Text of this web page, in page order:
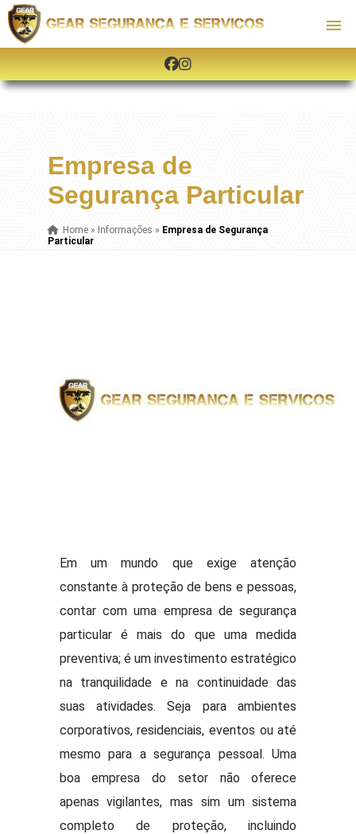
Empresa de
Segurança Particular
Home» Informações » Empresa de Segurança
Particular
Em um mundo que exige atenção
constante à proteção de bens e pessoas,
contar com uma empresa de segurança
particular é mais do que uma medida
preventiva; é um investimento estratégico
na tranquilidade e na continuidade das
suas atividades. Seja para ambientes
corporativos, residenciais, eventos ou até
mesmo para a segurança pessoal. Uma
boa empresa do setor não oferece
apenas vigilantes, mas sim um sistema
completo de proteção, incluindo